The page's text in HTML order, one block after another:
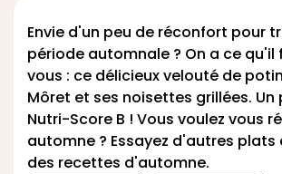
Envie d'un peu de réconfort pour
période automnale ? On a ce qu'il
vous : ce délicieux velouté de
Môret et ses noisettes grillées. Un
Nutri-Score B ! Vous voulez vous
automne ? Essayez d'autres plats
des recettes d'automne.